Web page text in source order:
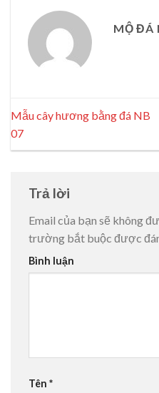
MỘ ĐÁ
Mẫu cây hương bằng đá NB
07
Trả lời
Email của bạn sẽ không
trường bắt buộc được
Bình luận
Tên *